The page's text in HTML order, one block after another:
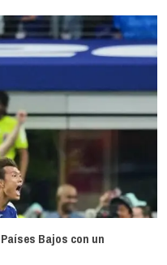
Bajos con un